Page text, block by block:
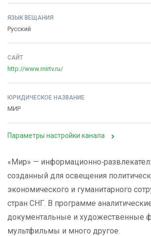
ЯЗЫК ВЕЩАНИЯ
Русский
САЙТ
http://www.mirtv.ru/
ЮРИДИЧЕСКОЕ НАЗВАНИЕ
МИР
Параметры настройки канала
«Мир» —
созданный для освещения
экономического и гуманитарного
стран СНГ. В программе
документальные и художественные
мультфильмы и много другое.